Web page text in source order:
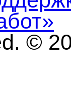
©